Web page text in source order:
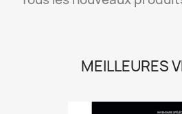
MEILLEURES